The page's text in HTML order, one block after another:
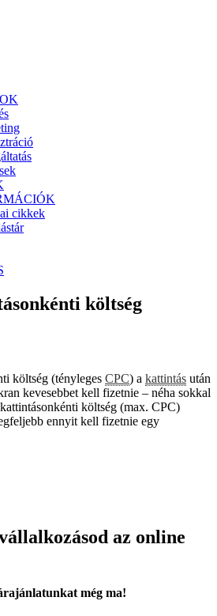
cikkek
költség
költség (tényleges CPC) a kattintás után
kevesebbet kell fizetnie – néha sokkal
költség (max. CPC)
ennyit kell fizetnie egy
az online
még ma!